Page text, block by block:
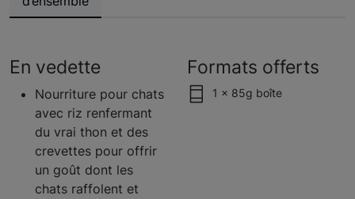
En vedette
Nourriture pour chats
avec riz renfermant
du vrai thon et des
crevettes pour offrir
un goût dont les
chats raffolent et
Formats offerts
1 x 85g boîte